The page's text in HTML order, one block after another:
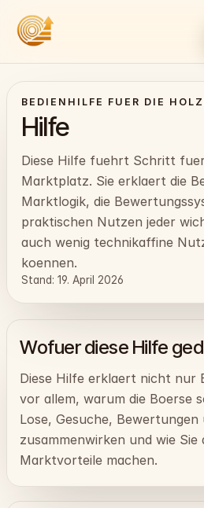
BEDIENHILFE FUER DIE
Hilfe
Diese Hilfe fuehrt Schritt
Marktplatz. Sie erklaert die
Marktlogik, die
praktischen Nutzen jeder
auch wenig technikaffine
koennen.
Stand: 19. April 2026
Wofuer diese Hilfe
Diese Hilfe erklaert nicht nur
vor allem, warum die Boerse
Lose, Gesuche, Bewertungen
zusammenwirken und wie Sie
Marktvorteile machen.